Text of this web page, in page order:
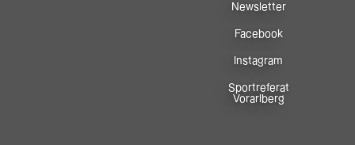
Newsletter
Facebook
Instagram
Sportreferat
Vorarlberg